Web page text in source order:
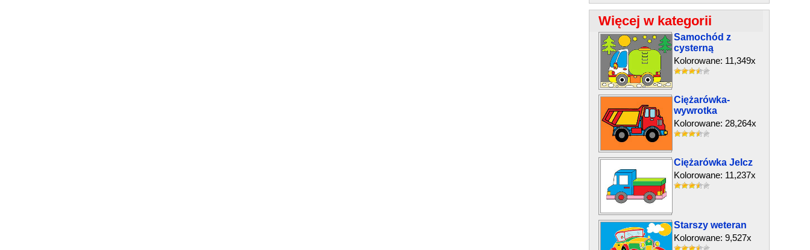
Więcej w kategorii
Samochód z
cysterną
Kolorowane: 11,349x
Ciężarówka-
wywrotka
Kolorowane: 28,264x
Ciężarówka Jelcz
Kolorowane: 11,237x
Starszy weteran
Kolorowane: 9,527x